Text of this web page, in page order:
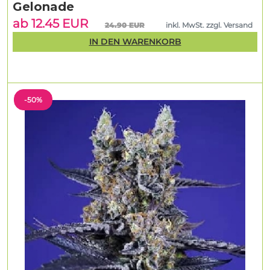
-50%
Gelonade
ab 12.45 EUR
24.90 EUR inkl. MwSt. zzgl. Versand
IN DEN WARENKORB